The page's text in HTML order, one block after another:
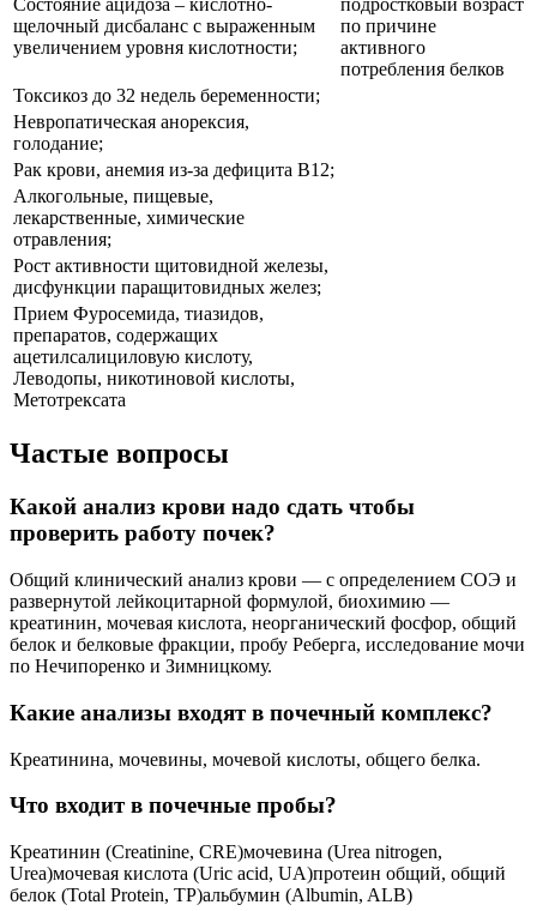
щелочный дисбаланс с выраженным
увеличением уровня кислотности;
по причине
активного
потребления белков
Токсикоз до 32 недель беременности;
Невропатическая анорексия,
голодание;
Рак крови, анемия из-за дефицита В12;
Алкогольные, пищевые,
лекарственные, химические
отравления;
Рост активности щитовидной железы,
дисфункции паращитовидных желез;
Прием Фуросемида, тиазидов,
препаратов, содержащих
ацетилсалициловую кислоту,
Леводопы, никотиновой кислоты,
Метотрексата
Частые вопросы
Какой анализ крови надо сдать чтобы
проверить работу почек?
Общий клинический анализ крови — с определением СОЭ и
развернутой лейкоцитарной формулой, биохимию —
креатинин, мочевая кислота, неорганический фосфор, общий
белок и белковые фракции, пробу Реберга, исследование мочи
по Нечипоренко и Зимницкому.
Какие анализы входят в почечный комплекс?
Креатинина, мочевины, мочевой кислоты, общего белка.
Что входит в почечные пробы?
Креатинин (Creatinine, CRE)мочевина (Urea nitrogen,
Urea)мочевая кислота (Uric acid, UA)протеин общий, общий
белок (Total Protein, TP)альбумин (Albumin, ALB)